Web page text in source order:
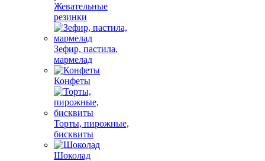
Жевательные
резинки
Зефир, пастила,
мармелад
Конфеты
Торты, пирожные,
бисквиты
Шоколад